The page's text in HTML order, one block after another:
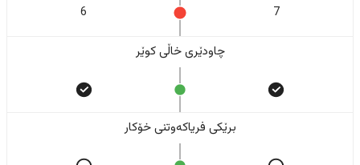
7
6
چاودێری خاڵی کوێر
برێکی فریاکەوتنی خۆکار